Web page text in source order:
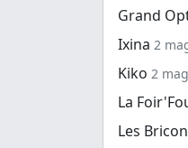
Grand
Ixina 2
Kiko 2
La
Les